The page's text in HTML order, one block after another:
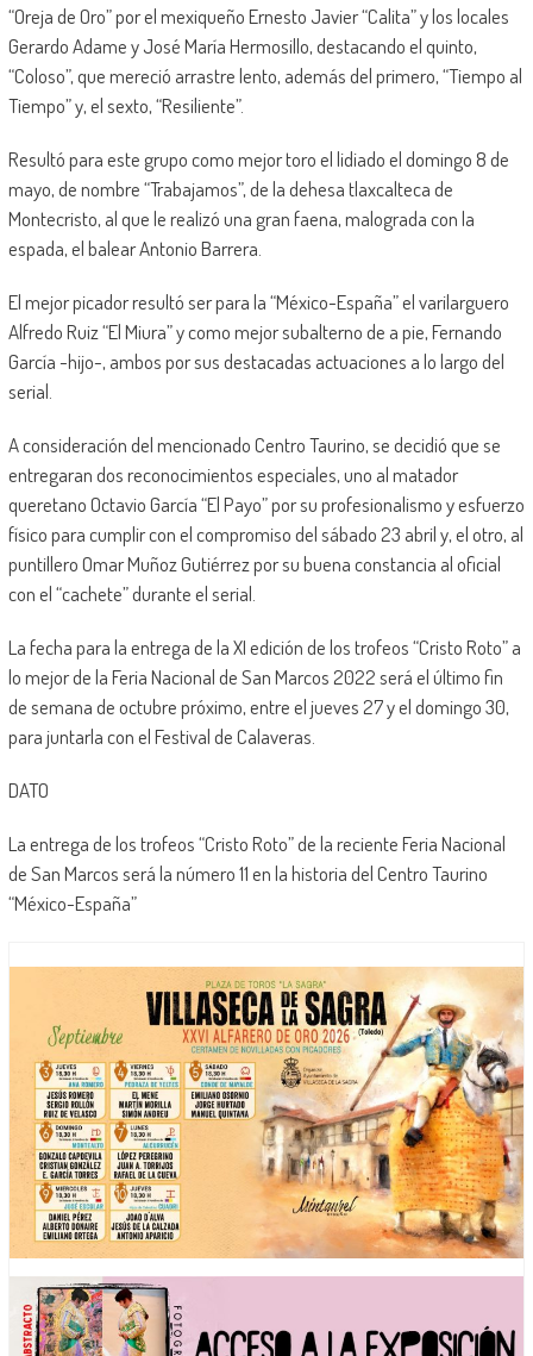
“Oreja de Oro” por el mexiqueño Ernesto Javier “Calita” y los locales
Gerardo Adame y José María Hermosillo, destacando el quinto,
“Coloso”, que mereció arrastre lento, además del primero, “Tiempo al
Tiempo” y, el sexto, “Resiliente”.
Resultó para este grupo como mejor toro el lidiado el domingo 8 de
mayo, de nombre “Trabajamos”, de la dehesa tlaxcalteca de
Montecristo, al que le realizó una gran faena, malograda con la
espada, el balear Antonio Barrera.
El mejor picador resultó ser para la “México-España” el varilarguero
Alfredo Ruiz “El Miura” y como mejor subalterno de a pie, Fernando
García -hijo-, ambos por sus destacadas actuaciones a lo largo del
serial.
A consideración del mencionado Centro Taurino, se decidió que se
entregaran dos reconocimientos especiales, uno al matador
queretano Octavio García “El Payo” por su profesionalismo y esfuerzo
físico para cumplir con el compromiso del sábado 23 abril y, el otro, al
puntillero Omar Muñoz Gutiérrez por su buena constancia al oficial
con el “cachete” durante el serial.
La fecha para la entrega de la XI edición de los trofeos “Cristo Roto” a
lo mejor de la Feria Nacional de San Marcos 2022 será el último fin
de semana de octubre próximo, entre el jueves 27 y el domingo 30,
para juntarla con el Festival de Calaveras.
DATO
La entrega de los trofeos “Cristo Roto” de la reciente Feria Nacional
de San Marcos será la número 11 en la historia del Centro Taurino
“México-España”